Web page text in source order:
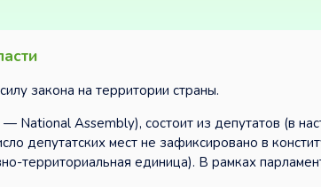
закона на территории страны.
National Assembly), состоит из депутатов (в
депутатских мест не зафиксировано в
территориальная единица). В рамках